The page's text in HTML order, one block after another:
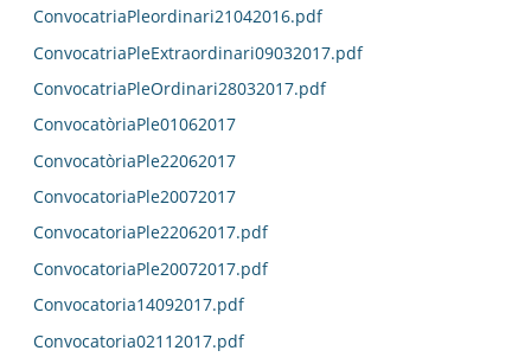
ConvocatriaPleordinari21042016.pdf
ConvocatriaPleExtraordinari09032017.pdf
ConvocatriaPleOrdinari28032017.pdf
ConvocatòriaPle01062017
ConvocatòriaPle22062017
ConvocatoriaPle20072017
ConvocatoriaPle22062017.pdf
ConvocatoriaPle20072017.pdf
Convocatoria14092017.pdf
Convocatoria02112017.pdf